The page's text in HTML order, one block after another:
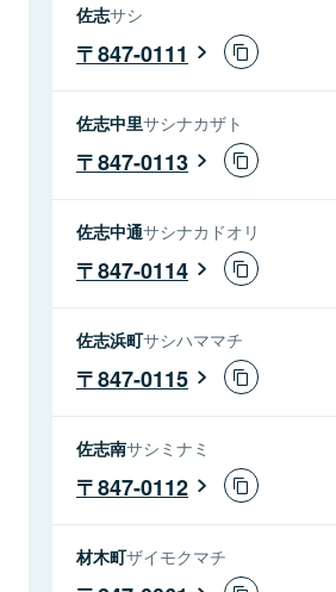
佐志サシ
847-0111
佐志中里サシナカザト
847-0113
佐志中通サシナカドオリ
847-0114
佐志浜町サシハママチ
847-0115
佐志南サシミナミ
847-0112
材木町ザイモクマチ